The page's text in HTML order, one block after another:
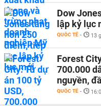
Dow
lập kỷ lục
QUỐC TẾ - 13
Forest
700.000
nguyền,
QUỐC TẾ -